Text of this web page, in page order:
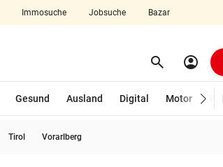
Immosuche Jobsuche Bazar
search Suchen
account_circle
Gesund Ausland Digital Motor
Tirol Vorarlberg